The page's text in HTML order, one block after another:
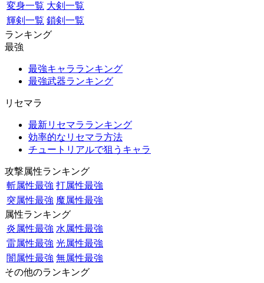
変身一覧 大剣一覧
輝剣一覧 鎖剣一覧
ランキング
最強
最強キャラランキング
最強武器ランキング
リセマラ
最新リセマラランキング
効率的なリセマラ方法
チュートリアルで狙うキャラ
攻撃属性ランキング
斬属性最強 打属性最強
突属性最強 魔属性最強
属性ランキング
炎属性最強 水属性最強
雷属性最強 光属性最強
闇属性最強 無属性最強
その他のランキング